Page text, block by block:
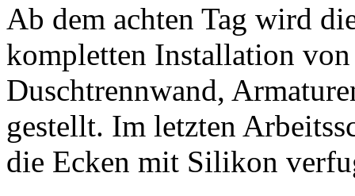
Ab dem achten Tag wird
kompletten Installation
Duschtrennwand,
gestellt. Im letzten
die Ecken mit Silikon